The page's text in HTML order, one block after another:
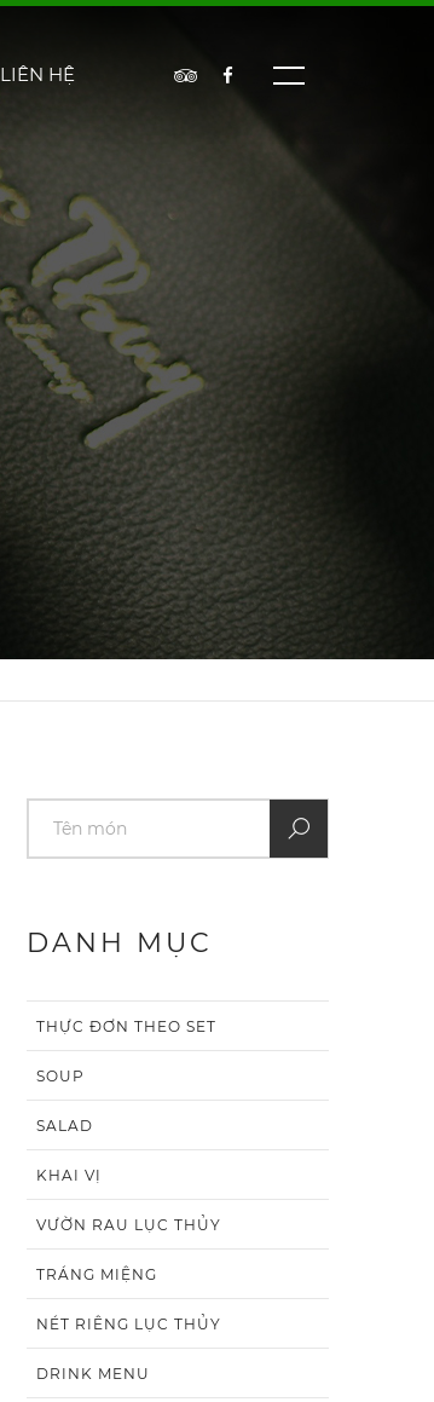
LIÊN HỆ
DANH MỤC
THỰC ĐƠN THEO SET
SOUP
SALAD
KHAI VỊ
VƯỜN RAU LỤC THỦY
TRÁNG MIỆNG
NÉT RIÊNG LỤC THỦY
DRINK MENU